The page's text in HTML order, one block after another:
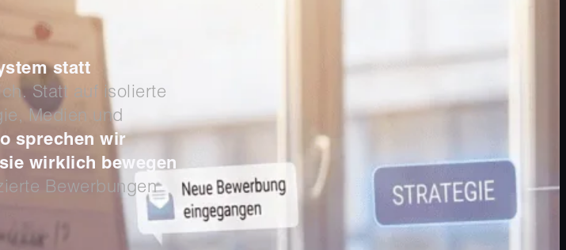
statt
Statt auf isolierte
Medien und
sprechen wir
wirklich bewegen
Bewerbungen